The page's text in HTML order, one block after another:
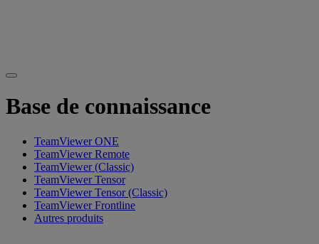
Base de connaissance
TeamViewer ONE
TeamViewer Remote
TeamViewer (Classic)
TeamViewer Tensor
TeamViewer Tensor (Classic)
TeamViewer Frontline
Autres produits